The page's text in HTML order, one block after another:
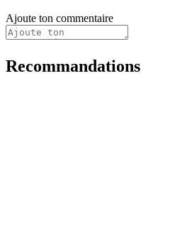
Ajoute ton commentaire
Recommandations